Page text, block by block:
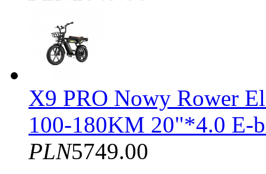
X9 PRO Nowy Rower
100-180KM 20"*4.0 E-
PLN5749.00